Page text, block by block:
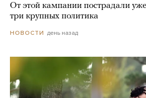
От этой кампании пострадали
три крупных политика
НОВОСТИ день назад